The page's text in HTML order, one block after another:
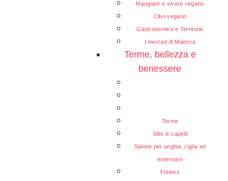
Mangiare e vivere vegano
Cibo vegano
Gastronomico e Territorio
I mercati di Maiorca
Terme, bellezza e
benessere
Terme
Stile di capelli
Salone per unghie, ciglia ed
extension
Fitness